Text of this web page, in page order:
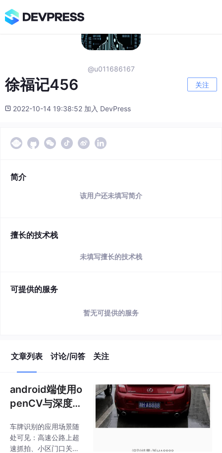
@u011686167
徐福记456 关注
2022-10-14 19:38:52 加入 DevPress
简介
该用户还未填写简介
擅长的技术栈
未填写擅长的技术栈
可提供的服务
暂无可提供的服务
文章列表 讨论/问答 关注
android端使用o
penCV与深度学
车牌识别的应用场景随
处可见：高速公路上超
速抓拍、小区门口关